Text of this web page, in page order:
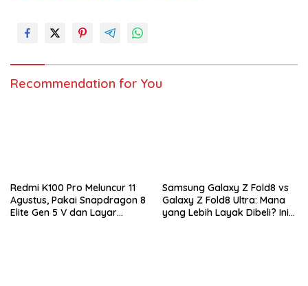
Recommendation for You
Redmi K100 Pro Meluncur 11
Agustus, Pakai Snapdragon 8
Elite Gen 5 V dan Layar
Samsung Galaxy Z Fold8 vs
Galaxy Z Fold8 Ultra: Mana
yang Lebih Layak Dibeli? Ini